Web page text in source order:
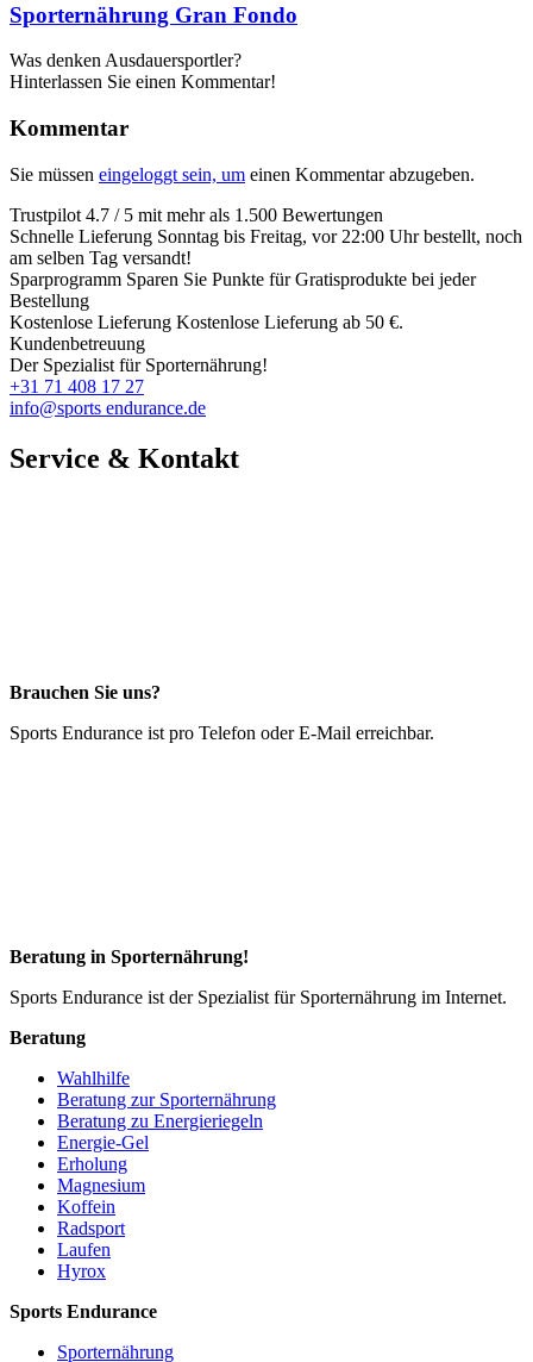
Sporternährung Gran Fondo
Was denken Ausdauersportler?
Hinterlassen Sie einen Kommentar!
Kommentar
Sie müssen eingeloggt sein, um einen Kommentar abzugeben.
Trustpilot 4.7 / 5 mit mehr als 1.500 Bewertungen
Schnelle Lieferung Sonntag bis Freitag, vor 22:00 Uhr bestellt, noch
am selben Tag versandt!
Sparprogramm Sparen Sie Punkte für Gratisprodukte bei jeder
Bestellung
Kostenlose Lieferung Kostenlose Lieferung ab 50 €.
Kundenbetreuung
Der Spezialist für Sporternährung!
+31 71 408 17 27
info@sports endurance.de
Service & Kontakt
Brauchen Sie uns?
Sports Endurance ist pro Telefon oder E-Mail erreichbar.
Beratung in Sporternährung!
Sports Endurance ist der Spezialist für Sporternährung im Internet.
Beratung
Wahlhilfe
Beratung zur Sporternährung
Beratung zu Energieriegeln
Energie-Gel
Erholung
Magnesium
Koffein
Radsport
Laufen
Hyrox
Sports Endurance
Sporternährung